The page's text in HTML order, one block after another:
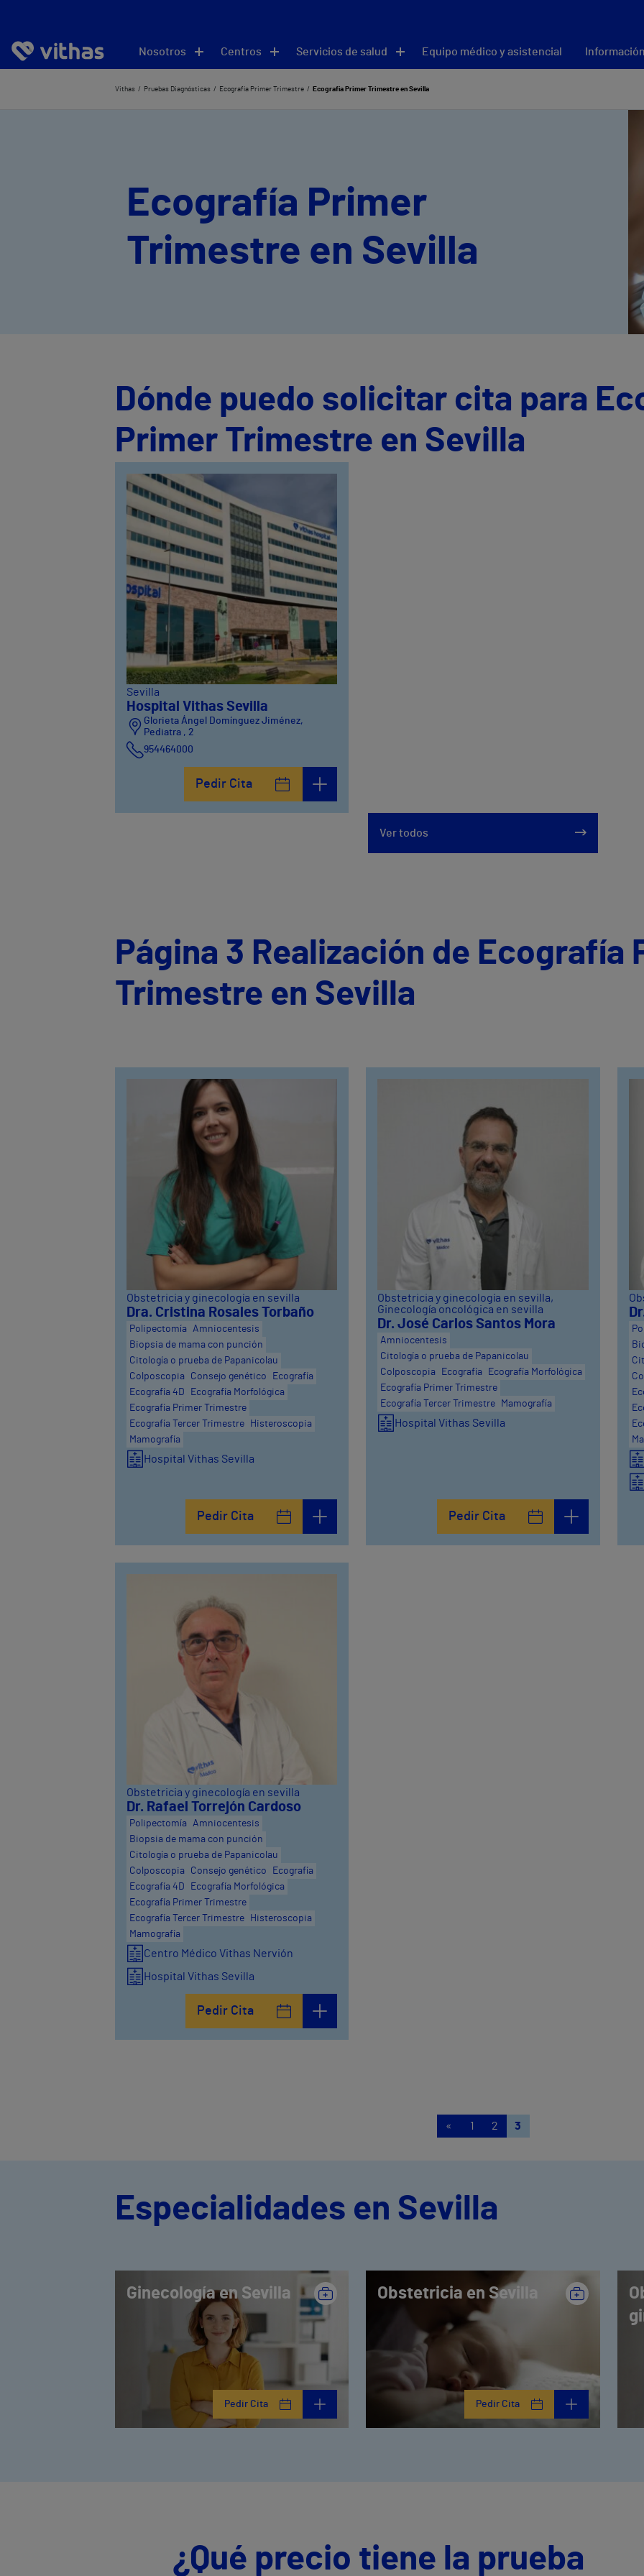
Nosotros Centros Servicios de salud Equipo médico y asistencial
Vithas Pruebas Diagnósticas Ecografía Primer Trimestre Ecografía Primer Trimestre en Sevilla
Ecografía Primer
Trimestre en Sevilla
Dónde puedo solicitar cita para
Primer Trimestre en Sevilla
Sevilla
Hospital Vithas Sevilla
Glorieta Ángel Domínguez Jiménez,
Pediatra , 2
954464000
Pedir Cita
Ver todos
Página 3 Realización de Ecografía
Trimestre en Sevilla
Obstetricia y ginecología en sevilla
Dra. Cristina Rosales Torbaño
Polipectomía
Amniocentesis
Biopsia de mama con punción
Citología o prueba de Papanicolau
Colposcopia
Consejo genético
Ecografía
Ecografía 4D
Ecografía Morfológica
Ecografía Primer Trimestre
Ecografía Tercer Trimestre
Histeroscopia
Mamografía
Hospital Vithas Sevilla
Pedir Cita
Obstetricia y ginecología en sevilla,
Ginecología oncológica en sevilla
Dr. José Carlos Santos Mora
Amniocentesis
Citología o prueba de Papanicolau
Colposcopia
Ecografía
Ecografía Morfológica
Ecografía Primer Trimestre
Ecografía Tercer Trimestre
Mamografía
Hospital Vithas Sevilla
Pedir Cita
Obstetricia y ginecología en sevilla
Dr. Rafael Torrejón Cardoso
Polipectomía
Amniocentesis
Biopsia de mama con punción
Citología o prueba de Papanicolau
Colposcopia
Consejo genético
Ecografía
Ecografía 4D
Ecografía Morfológica
Ecografía Primer Trimestre
Ecografía Tercer Trimestre
Histeroscopia
Mamografía
Centro Médico Vithas Nervión
Hospital Vithas Sevilla
Pedir Cita
« 1 2 3
Especialidades en Sevilla
Ginecología en Sevilla
Pedir Cita
Obstetricia en Sevilla
Pedir Cita
¿Qué precio tiene la prueba